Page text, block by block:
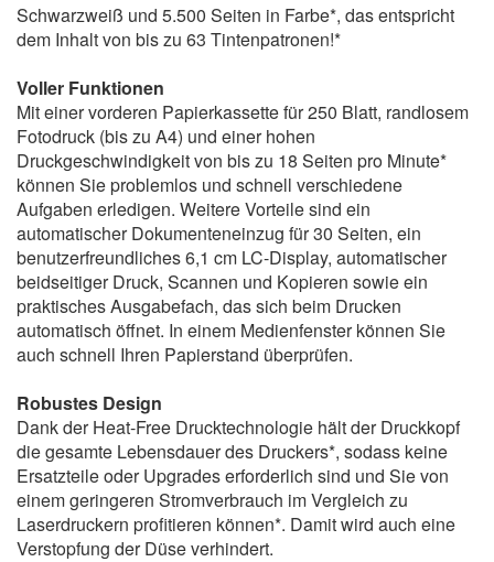
Schwarzweiß und 5.500 Seiten in Farbe*, das entspricht
dem Inhalt von bis zu 63 Tintenpatronen!*
Voller Funktionen
Mit einer vorderen Papierkassette für 250 Blatt, randlosem
Fotodruck (bis zu A4) und einer hohen
Druckgeschwindigkeit von bis zu 18 Seiten pro Minute*
können Sie problemlos und schnell verschiedene
Aufgaben erledigen. Weitere Vorteile sind ein
automatischer Dokumenteneinzug für 30 Seiten, ein
benutzerfreundliches 6,1 cm LC-Display, automatischer
beidseitiger Druck, Scannen und Kopieren sowie ein
praktisches Ausgabefach, das sich beim Drucken
automatisch öffnet. In einem Medienfenster können Sie
auch schnell Ihren Papierstand überprüfen.
Robustes Design
Dank der Heat-Free Drucktechnologie hält der Druckkopf
die gesamte Lebensdauer des Druckers*, sodass keine
Ersatzteile oder Upgrades erforderlich sind und Sie von
einem geringeren Stromverbrauch im Vergleich zu
Laserdruckern profitieren können*. Damit wird auch eine
Verstopfung der Düse verhindert.